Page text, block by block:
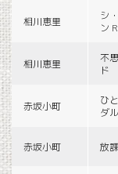
相川恵里
シ
ン
相川恵里
不
ド
赤坂小町
ひ
ダル
赤坂小町 放